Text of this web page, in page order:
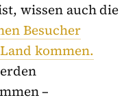
wissen auch die
Besucher
kommen.
–